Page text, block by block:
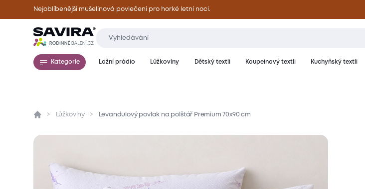
Nejoblíbenější mušelínová povlečení pro horké letní noci.
Kategorie Ložní prádlo Lůžkoviny Dětský textil Koupelnový textil Kuchyňský textil
Přehled Parametry Popis produktu Materiál a péče
Lůžkoviny Levandulový povlak na polštář Premium 70x90 cm